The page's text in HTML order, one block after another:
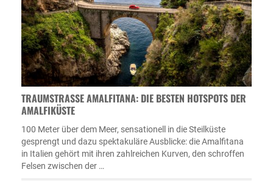
TRAUMSTRASSE AMALFITANA: DIE BESTEN HOTSPOTS DER A
MALFIKÜSTE
100 Meter über dem Meer, sensationell in die Steilküste
gesprengt und dazu spektakuläre Ausblicke: die Amalfitana
in Italien gehört mit ihren zahlreichen Kurven, den schroffen
Felsen zwischen der …